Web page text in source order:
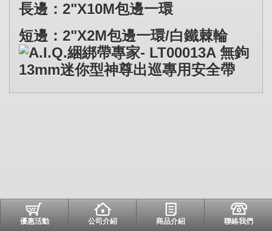
長邊： 2"X10M包邊一環
短邊： 2"X2M包邊一環/白鐵棘輪
優惠活動 公司介紹 商品介紹 聯絡我們